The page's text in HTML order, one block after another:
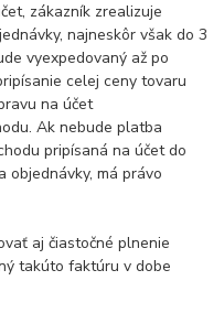
zákazník zrealizuje
najneskôr však do 3
vyexpedovaný až po
celej ceny tovaru
na účet
Ak nebude platba
pripísaná na účet do
má právo
aj čiastočné plnenie
takúto faktúru v dobe